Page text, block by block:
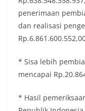
penerimaan
dan realisasi
* Sisa lebih
mencapai
* Hasil